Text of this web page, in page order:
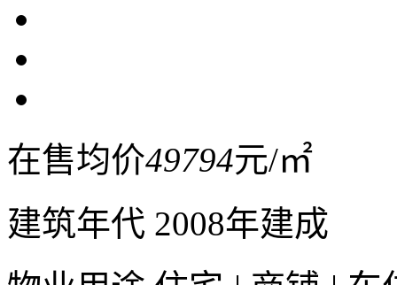
在售均价49794元/㎡
建筑年代 2008年建成